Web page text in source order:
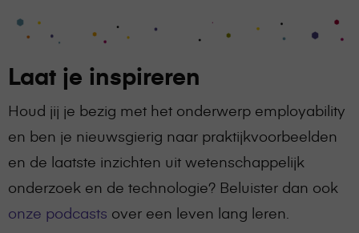
Laat je inspireren
Houd jij je bezig met het onderwerp employability
en ben je nieuwsgierig naar praktijkvoorbeelden
en de laatste inzichten uit wetenschappelijk
onderzoek en de technologie? Beluister dan ook
onze podcasts over een leven lang leren.